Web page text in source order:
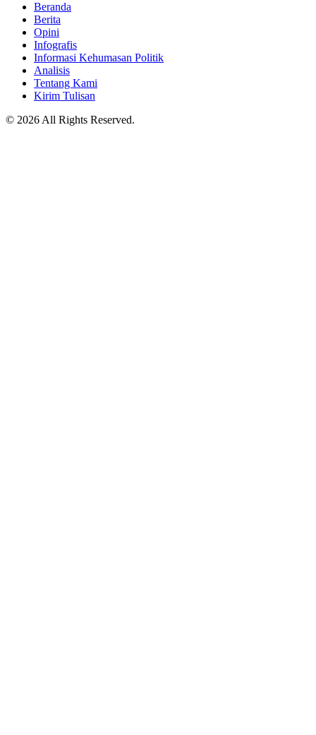
Beranda
Berita
Opini
Infografis
Informasi Kehumasan Politik
Analisis
Tentang Kami
Kirim Tulisan
© 2026 All Rights Reserved.